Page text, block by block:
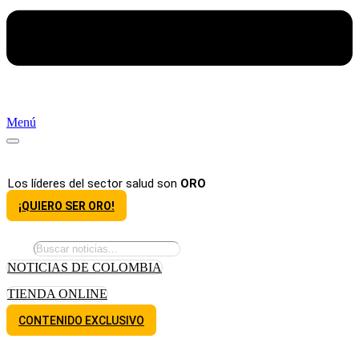
Menú
Los líderes del sector salud son ORO
¡QUIERO SER ORO!
NOTICIAS DE COLOMBIA
TIENDA ONLINE
CONTENIDO EXCLUSIVO